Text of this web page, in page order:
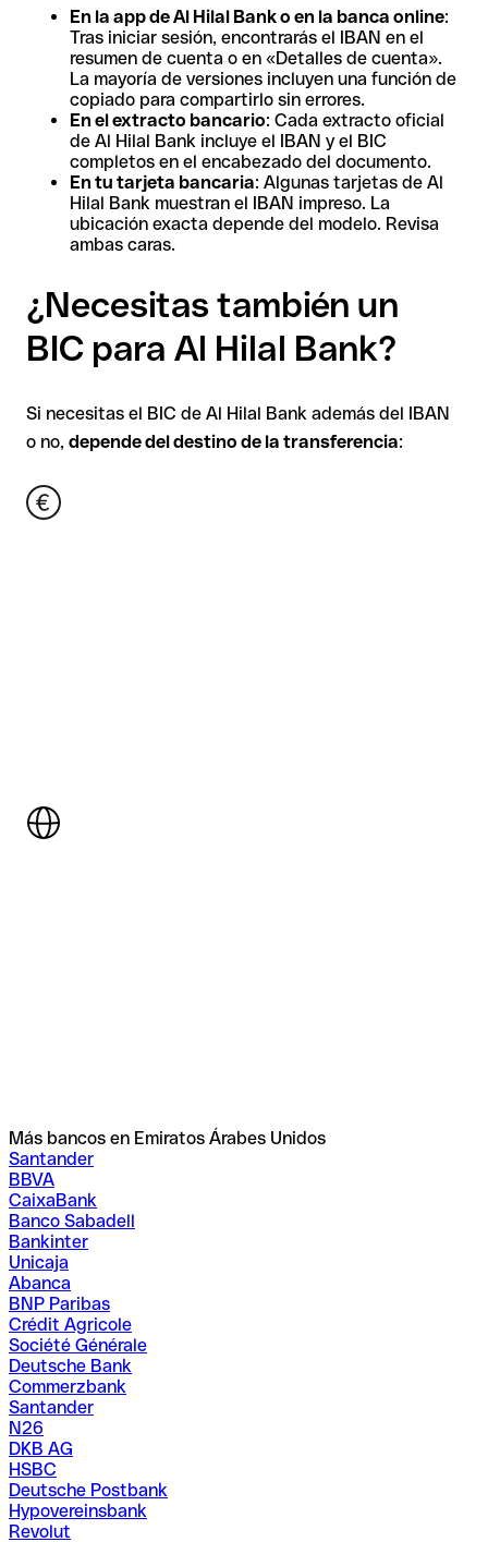
En la app de Al Hilal Bank o en la banca online:
Tras iniciar sesión, encontrarás el IBAN en el
resumen de cuenta o en «Detalles de cuenta».
La mayoría de versiones incluyen una función de
copiado para compartirlo sin errores.
En el extracto bancario: Cada extracto oficial
de Al Hilal Bank incluye el IBAN y el BIC
completos en el encabezado del documento.
En tu tarjeta bancaria: Algunas tarjetas de Al
Hilal Bank muestran el IBAN impreso. La
ubicación exacta depende del modelo. Revisa
ambas caras.
¿Necesitas también un
BIC para Al Hilal Bank?
Si necesitas el BIC de Al Hilal Bank además del IBAN
o no, depende del destino de la transferencia:
Más bancos en Emiratos Árabes Unidos
Santander
BBVA
CaixaBank
Banco Sabadell
Bankinter
Unicaja
Abanca
BNP Paribas
Crédit Agricole
Société Générale
Deutsche Bank
Commerzbank
Santander
N26
DKB AG
HSBC
Deutsche Postbank
Hypovereinsbank
Revolut